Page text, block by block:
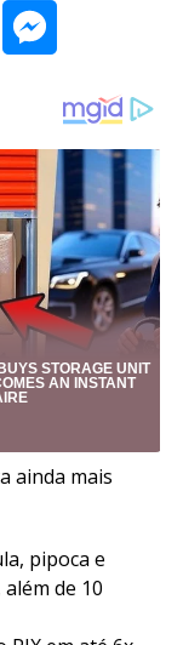
ainda mais
pipoca e
de 10